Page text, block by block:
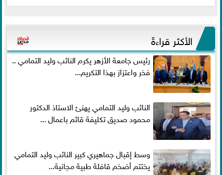
الأكثر قراءةً
رئيس جامعة الأزهر يكرم النائب وليد التمامي ..
فخر واعتزاز بهذا التكريم...
النائب وليد التمامي يهنئ الاستاذ الدكتور
محمود صديق تكليفة قائم باعمال ...
وسط إقبال جماهيري كبير النائب وليد التمامي
يختتم أضخم قافلة طبية مجانية...